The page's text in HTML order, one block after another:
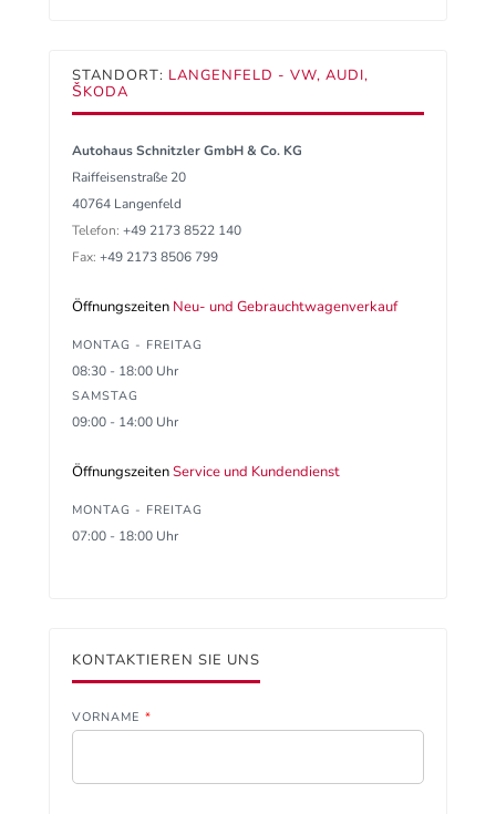
STANDORT: LANGENFELD - VW, AUDI,
ŠKODA
Autohaus Schnitzler GmbH & Co. KG
Raiffeisenstraße 20
40764 Langenfeld
Telefon: +49 2173 8522 140
Fax: +49 2173 8506 799
Öffnungszeiten Neu- und Gebrauchtwagenverkauf
MONTAG - FREITAG
08:30 - 18:00 Uhr
SAMSTAG
09:00 - 14:00 Uhr
ÖffnungszeitenService und Kundendienst
MONTAG - FREITAG
07:00 - 18:00 Uhr
KONTAKTIEREN SIE UNS
VORNAME *